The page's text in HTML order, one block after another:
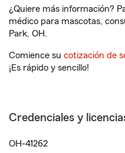
¿Quiere más información?
médico para mascotas,
Park, OH.
Comience su cotización de
¡Es rápido y sencillo!
Credenciales y
OH-41262